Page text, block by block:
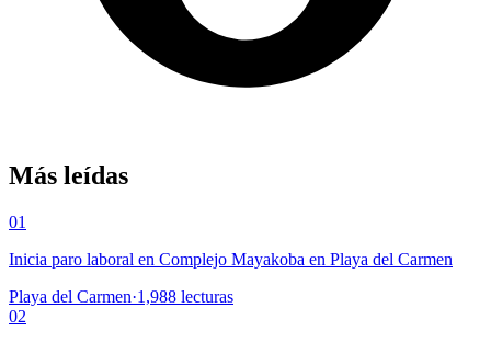
Más leídas
01
Inicia paro laboral en Complejo Mayakoba en Playa del Carmen
Playa del Carmen·1,988 lecturas
02